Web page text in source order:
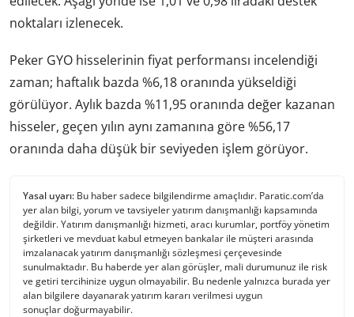
noktaları izlenecek.
Peker GYO hisselerinin fiyat performansı incelendiği
zaman; haftalık bazda %6,18 oranında yükseldiği
görülüyor. Aylık bazda %11,95 oranında değer kazanan
hisseler, geçen yılın aynı zamanına göre %56,17
oranında daha düşük bir seviyeden işlem görüyor.
Yasal uyarı: Bu haber sadece bilgilendirme amaçlıdır. Paratic.com’da
yer alan bilgi, yorum ve tavsiyeler yatırım danışmanlığı kapsamında
değildir. Yatırım danışmanlığı hizmeti, aracı kurumlar, portföy yönetim
şirketleri ve mevduat kabul etmeyen bankalar ile müşteri arasında
imzalanacak yatırım danışmanlığı sözleşmesi çerçevesinde
sunulmaktadır. Bu haberde yer alan görüşler, mali durumunuz ile risk
ve getiri tercihinize uygun olmayabilir. Bu nedenle yalnızca burada yer
alan bilgilere dayanarak yatırım kararı verilmesi uygun
sonuçlar doğurmayabilir.